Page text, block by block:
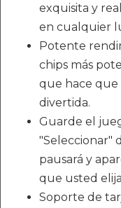
exquisita y
en cualquier
Potente
chips más
que hace que
divertida.
Guarde el
"Seleccionar"
pausará y
que usted
Soporte de